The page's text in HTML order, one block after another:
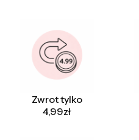
Zwrot tylko
4,99zł